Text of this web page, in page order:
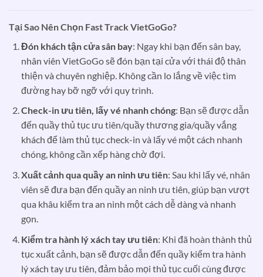
Tại Sao Nên Chọn Fast Track VietGoGo?
Đón khách tận cửa sân bay: Ngay khi bạn đến sân bay,
nhân viên VietGoGo sẽ đón bạn tại cửa với thái độ thân
thiện và chuyên nghiệp. Không cần lo lắng về việc tìm
đường hay bỡ ngỡ với quy trình.
Check-in ưu tiên, lấy vé nhanh chóng: Bạn sẽ được dẫn
đến quầy thủ tục ưu tiên/quầy thương gia/quầy vắng
khách để làm thủ tục check-in và lấy vé một cách nhanh
chóng, không cần xếp hàng chờ đợi.
Xuất cảnh qua quầy an ninh ưu tiên: Sau khi lấy vé, nhân
viên sẽ đưa bạn đến quầy an ninh ưu tiên, giúp bạn vượt
qua khâu kiểm tra an ninh một cách dễ dàng và nhanh
gọn.
Kiểm tra hành lý xách tay ưu tiên: Khi đã hoàn thành thủ
tục xuất cảnh, bạn sẽ được dẫn đến quầy kiểm tra hành
lý xách tay ưu tiên, đảm bảo mọi thủ tục cuối cùng được